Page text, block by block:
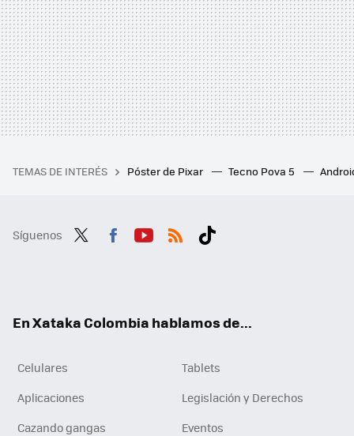
TEMAS DE INTERÉS Póster de Pixar Tecno Pova 5
Síguenos
En Xataka Colombia hablamos de...
Celulares
Tablets
Aplicaciones
Legislación y Derechos
Cazando gangas
Eventos